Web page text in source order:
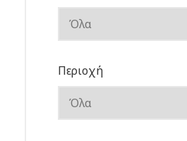
Περιοχή